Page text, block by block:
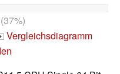
(37%)
Vergleichsdiagramm